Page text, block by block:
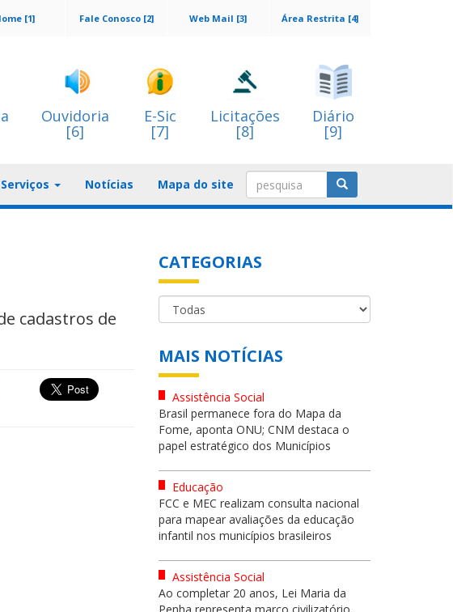
Área Restrita [4]
Web Mail [3]
Fale Conosco [2]
[1]
Ouvidoria
[6]
E-Sic
[7]
Licitações
[8]
Diário
[9]
Serviços Notícias Mapa do site
cadastros de
CATEGORIAS
MAIS NOTÍCIAS
Assistência Social
Brasil permanece fora do Mapa da
Fome, aponta ONU; CNM destaca o
papel estratégico dos Municípios
Educação
FCC e MEC realizam consulta nacional
para mapear avaliações da educação
infantil nos municípios brasileiros
Assistência Social
Ao completar 20 anos, Lei Maria da